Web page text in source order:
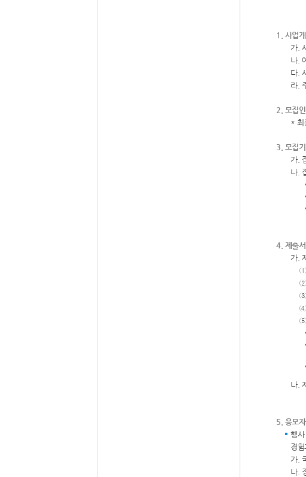
1. 사업
가.
나.
다.
라.
2. 모집
* 최
3. 모집
가.
나.
4. 제출
가.
①
②
③
④
⑤
나.
5. 응모
행사
경
가.
나.